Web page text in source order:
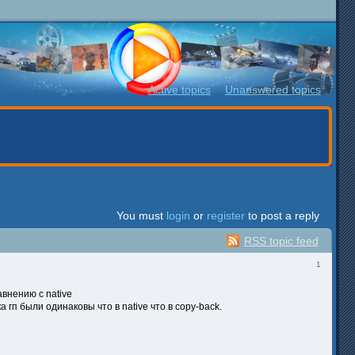
Active topics Unanswered topics
You must login or register to post a reply
RSS topic feed
1
с native
гп были одинаковы что в native что в copy-back.